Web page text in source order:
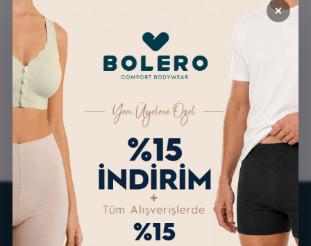
ÜCRETSİZ KARGO GÜVENLİ ALIŞVERİŞ
KOLAY İADE & DEĞİŞİM
ALTERNATİF ÖDEME
İMKANLARI
×